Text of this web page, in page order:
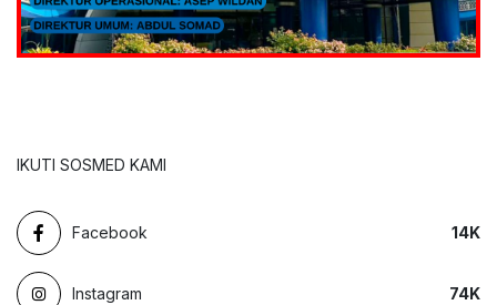
IKUTI SOSMED KAMI
Facebook 14K
Instagram 74K